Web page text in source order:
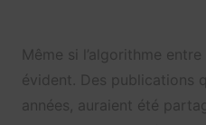
Même si l’algorithme
évident. Des publications
années, auraient été